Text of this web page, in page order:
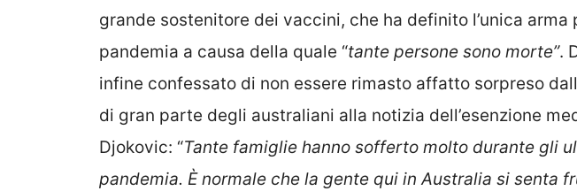
grande sostenitore dei vaccini, che ha definito l’unica arma
pandemia a causa della quale “tante persone sono morte”.
infine confessato di non essere rimasto affatto sorpreso
di gran parte degli australiani alla notizia dell’esenzione
Djokovic: “Tante famiglie hanno sofferto molto durante gli
pandemia. È normale che la gente qui in Australia si senta